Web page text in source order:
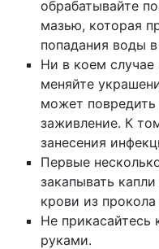
обрабатывайте
мазью, которая
попадания воды
Ни в коем случае
меняйте
может повредить
заживление. К
занесения
Первые
закапывать
крови из
Не
руками.